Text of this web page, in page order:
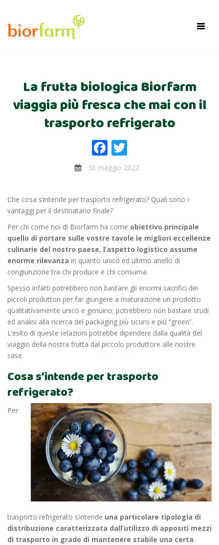
La frutta biologica Biorfarm
viaggia più fresca che mai con il
trasporto refrigerato
Facebook
30 maggio 2022
Che cosa s’intende per trasporto refrigerato? Quali sono i
vantaggi per il destinatario finale?
Per chi come noi di Biorfarm ha come obiettivo principale
quello di portare sulle vostre tavole le migliori eccellenze
culinarie del nostro paese, l’aspetto logistico assume
enorme rilevanza in quanto unico ed ultimo anello di
congiunzione tra chi produce e chi consuma.
Spesso infatti potrebbero non bastare gli enormi sacrifici dei
piccoli produttori per far giungere a maturazione un prodotto
qualitativamente unico e genuino; potrebbero non bastare studi
ed analisi alla ricerca del packaging più sicuro e più “green”.
L’esito di queste relazioni potrebbe dipendere dalla qualità del
viaggio della nostra frutta dal piccolo produttore alle nostre
case.
Cosa s’intende per trasporto
refrigerato?
Per
trasporto refrigerato s’intende una particolare tipologia di
distribuzione caratterizzata dall’utilizzo di appositi mezzi
di trasporto in grado di mantenere stabile una certa